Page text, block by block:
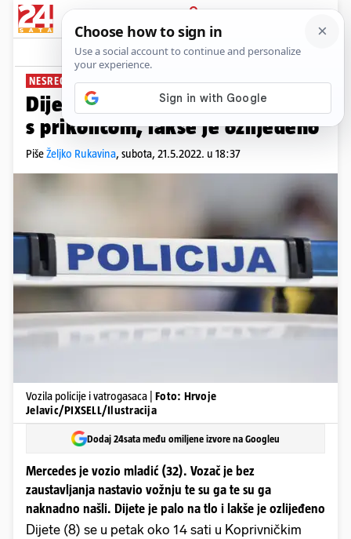
PRIJAVA
News Komentari
NESREĆA KOD KOPRIVNICE
Dijete (8) na biciklu se sudarilo
s prikolicom, lakše je ozlijeđeno
PišeŽeljko Rukavina, subota, 21.5.2022. u 18:37
Vozila policije i vatrogasaca | Foto: Hrvoje
Jelavic/PIXSELL/Ilustracija
Dodaj 24sata među omiljene izvore na Googleu
Mercedes je vozio mladić (32). Vozač je bez
zaustavljanja nastavio vožnju te su ga te su ga
naknadno našli. Dijete je palo na tlo i lakše je ozlijeđeno
Dijete (8) se u petak oko 14 sati u Koprivničkim